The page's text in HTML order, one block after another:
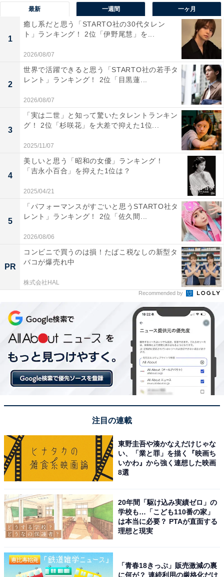
1位：鈴木亮平（160票）
View this post on Instagram
A post shared by Ryohei Suzuki 鈴木亮平
1位は「鈴木亮平」さんでした。2006年に水着のキャン
同年に『レガッタ』（テレビ朝日系）でドラマ初出演を
果たすと、ドラマ『メイちゃんの執事』（フジテレビ
系）や、『天皇の料理番』（TBS系）、映画『風に立つ
ン』や、大河ドラマ『西郷どん』にも出演しています。
演じる役に合わせて過酷な肉体改造を行うほど、真摯
最新 一週間 一ヶ月
1
癒し系だと思う「STARTO社の30代タレン
ト」ランキング！ 2位「伊野尾慧」を...
2026/08/07
2
世界で活躍できると思う「STARTO社の若手タ
レント」ランキング！ 2位「目黒蓮...
2026/08/07
3
「実は二世」と知って驚いたタレントランキン
グ！ 2位「杉咲花」を大差で抑えた1位...
2025/11/07
4
美しいと思う「昭和の女優」ランキング！
「吉永小百合」を抑えた1位は？
2025/04/21
5
「パフォーマンスがすごいと思うSTARTO社タ
レント」ランキング！ 2位「佐久間...
2026/08/06
PR
コンビニで買うのは損！たばこ税なしの新型タ
バコが爆売れ中
株式会社HAL
Recommended by
注目の連載
東野圭吾や湊かなえだけじゃな
い、「業と罪」を描く『映画ち
いかわ』から強く連想した映画
8選
20年間「駆け込み実績ゼロ」の
学校も…「こども110番の家」
は本当に必要？ PTAが直面する
理想と現実
「青春18きっぷ」販売激減の裏
に何が？ 連続利用の厳格化だけ